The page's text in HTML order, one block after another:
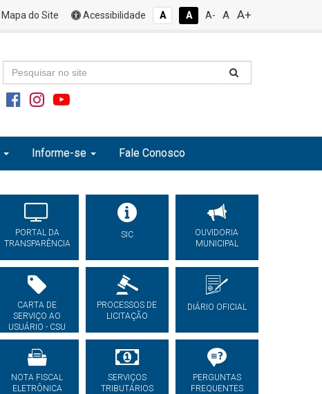
Mapa do Site Acessibilidade A A A- A A+
Informe-se Fale Conosco
PORTAL DA
TRANSPARÊNCIA
SIC
OUVIDORIA
MUNICIPAL
CARTA DE
SERVIÇO AO
USUÁRIO - CSU
PROCESSOS DE
LICITAÇÃO
DIÁRIO OFICIAL
NOTA FISCAL
ELETRÔNICA
SERVIÇOS
TRIBUTÁRIOS
PERGUNTAS
FREQUENTES